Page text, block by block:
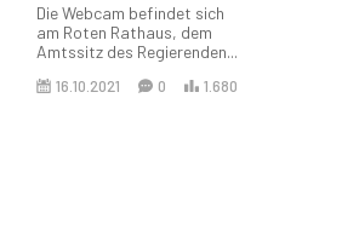
Die Webcam befindet sich
am Roten Rathaus, dem
Amtssitz des Regierenden...
16.10.2021 0 1.680